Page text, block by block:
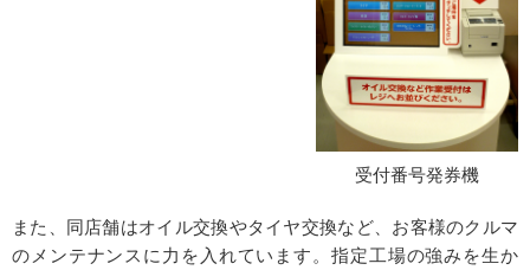
受付番号発券機
また、同店舗はオイル交換やタイヤ交換など、お客様のクルマ
のメンテナンスに力を入れています。指定工場の強みを生か